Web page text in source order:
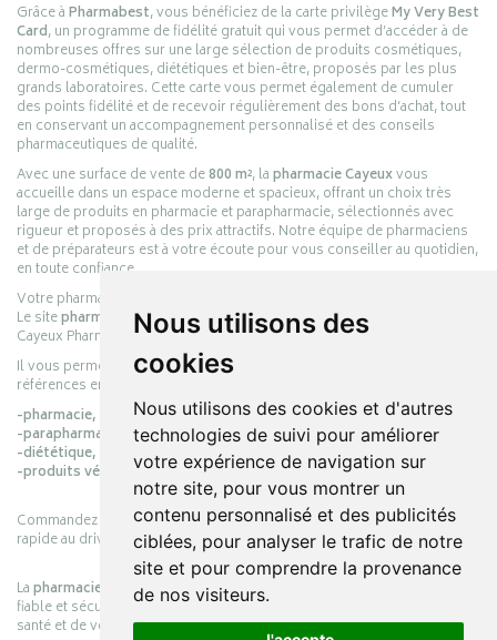
Nous utilisons des
cookies
Nous utilisons des cookies et d'autres
technologies de suivi pour améliorer
votre expérience de navigation sur
notre site, pour vous montrer un
contenu personnalisé et des publicités
ciblées, pour analyser le trafic de notre
site et pour comprendre la provenance
de nos visiteurs.
Grâce àPharmabest, vous bénéficiez de la carte privilègeMy Very Best
Card, un programme de fidélité gratuit qui vous permet d’accéder à de
nombreuses offres sur une large sélection de produits cosmétiques,
dermo-cosmétiques, diététiques et bien-être, proposés par les plus
grands laboratoires. Cette carte vous permet également de cumuler
des points fidélité et de recevoir régulièrement des bons d’achat, tout
en conservant un accompagnement personnalisé et des conseils
pharmaceutiques de qualité.
Avec une surface de vente de800 m², lapharmacie Cayeuxvous
accueille dans un espace moderne et spacieux, offrant un choix très
large de produits en pharmacie et parapharmacie, sélectionnés avec
rigueur et proposés à des prix attractifs. Notre équipe de pharmaciens
et de préparateurs est à votre écoute pour vous conseiller au quotidien,
en toute confiance.
Votre pharmacie en ligne :
Le sitepharmacie-cayeux.frest le prolongement digital de la pharmacie
Cayeux Pharmabest Berck-sur-Mer – Rang-du-Fliers.
Il vous permet de réaliser vos achats en ligne parmi des milliers de
références en :
-pharmacie,
-parapharmacie,
-diététique,
-produits vétérinaires.
Commandez simplement vos produits en ligne et choisissez le retrait
rapide au drive ou la livraison à domicile, en toute simplicité.
Lapharmacie Cayeuxs’engage à vous offrir une expérience pratique,
fiable et sécurisée, en officine comme en ligne, au service de votre
santé et de votre bien-être.